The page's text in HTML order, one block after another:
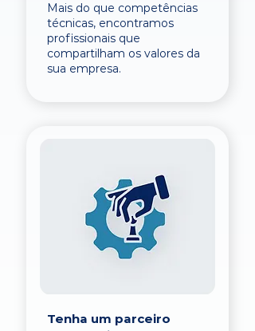
Mais do que competências
técnicas, encontramos
profissionais que
compartilham os valores da
sua empresa.
Tenha um parceiro